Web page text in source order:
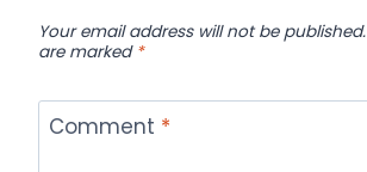
Your email address will not be published.
are marked *
Comment *